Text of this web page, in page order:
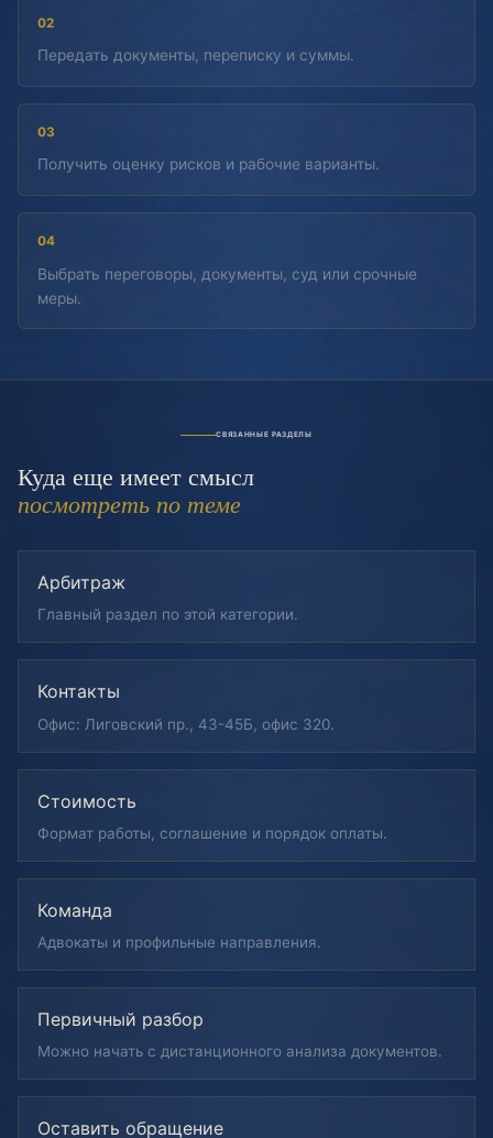
02
Передать документы, переписку и суммы.
03
Получить оценку рисков и рабочие варианты.
04
Выбрать переговоры, документы, суд или срочные
меры.
СВЯЗАННЫЕ РАЗДЕЛЫ
Куда еще имеет смысл
посмотреть по теме
Арбитраж
Главный раздел по этой категории.
Контакты
Офис: Лиговский пр., 43-45Б, офис 320.
Стоимость
Формат работы, соглашение и порядок оплаты.
Команда
Адвокаты и профильные направления.
Первичный разбор
Можно начать с дистанционного анализа документов.
Оставить обращение